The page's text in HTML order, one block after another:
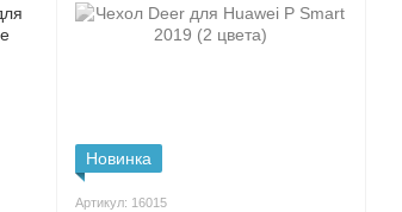
Новинка
Артикул: 16015